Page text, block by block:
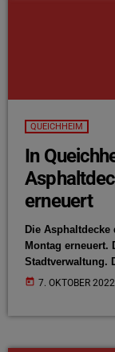
QUEICHHEIM
In
erneuert
Die
Montag erneuert.
Stadtverwaltung.
voraussichtlich
today 7. OKTOBER 2022